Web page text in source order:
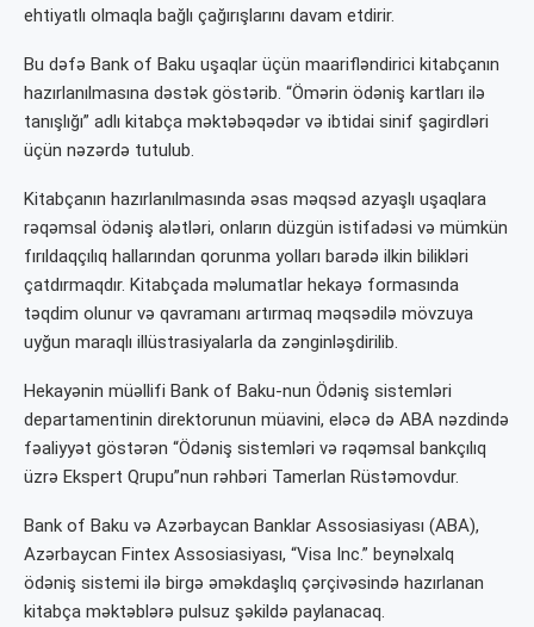
ehtiyatlı olmaqla bağlı çağırışlarını davam etdirir.
Bu dəfə Bank of Baku uşaqlar üçün maarifləndirici kitabçanın
hazırlanılmasına dəstək göstərib. “Ömərin ödəniş kartları ilə
tanışlığı” adlı kitabça məktəbəqədər və ibtidai sinif şagirdləri
üçün nəzərdə tutulub.
Kitabçanın hazırlanılmasında əsas məqsəd azyaşlı uşaqlara
rəqəmsal ödəniş alətləri, onların düzgün istifadəsi və mümkün
fırıldaqçılıq hallarından qorunma yolları barədə ilkin bilikləri
çatdırmaqdır. Kitabçada məlumatlar hekayə formasında
təqdim olunur və qavramanı artırmaq məqsədilə mövzuya
uyğun maraqlı illüstrasiyalarla da zənginləşdirilib.
Hekayənin müəllifi Bank of Baku-nun Ödəniş sistemləri
departamentinin direktorunun müavini, eləcə də ABA nəzdində
fəaliyyət göstərən “Ödəniş sistemləri və rəqəmsal bankçılıq
üzrə Ekspert Qrupu”nun rəhbəri Tamerlan Rüstəmovdur.
Bank of Baku və Azərbaycan Banklar Assosiasiyası (ABA),
Azərbaycan Fintex Assosiasiyası, “Visa Inc.” beynəlxalq
ödəniş sistemi ilə birgə əməkdaşlıq çərçivəsində hazırlanan
kitabça məktəblərə pulsuz şəkildə paylanacaq.